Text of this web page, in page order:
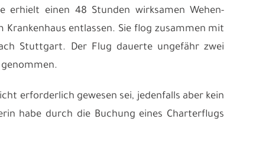
erhielt einen 48 Stunden wirksamen Wehen-
entlassen. Sie flog zusammen mit
Stuttgart. Der Flug dauerte ungefähr zwei
erforderlich gewesen sei, jedenfalls aber kein
habe durch die Buchung eines Charterflugs